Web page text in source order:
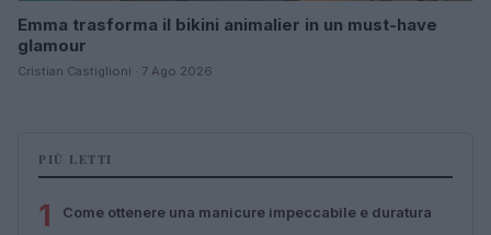
Emma trasforma il bikini animalier in un must-have
glamour
Cristian Castiglioni · 7 Ago 2026
PIÙ LETTI
1 Come ottenere una manicure impeccabile e duratura